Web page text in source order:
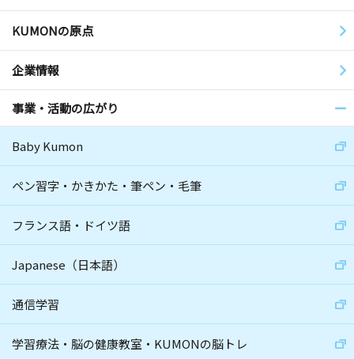
KUMONの原点
企業情報
事業・活動の広がり
Baby Kumon
ペン習字・かきかた・筆ペン・毛筆
フランス語・ドイツ語
Japanese（日本語）
通信学習
学習療法・脳の健康教室・KUMONの脳トレ